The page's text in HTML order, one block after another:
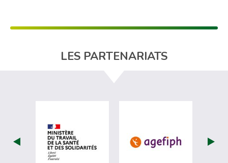
LES PARTENARIATS
visiter les site de Ministère du travail
visiter les